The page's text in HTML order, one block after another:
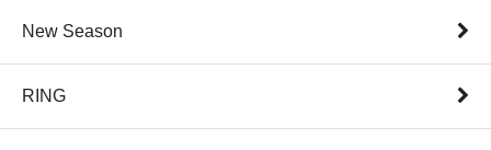
New Season
RING